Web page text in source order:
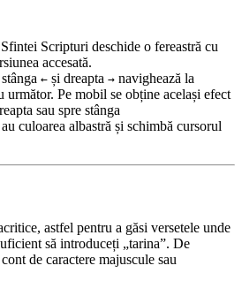
Scripturi deschide o fereastră cu
accesată.
← și dreapta → navighează la
următor. Pe mobil se obține același efect
sau spre stânga
culoarea albastră și schimbă cursorul
astfel pentru a găsi versetele unde
să introduceți „tarina”. De
de caractere majuscule sau